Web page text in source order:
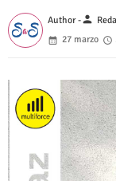
Author -person
27 marzo